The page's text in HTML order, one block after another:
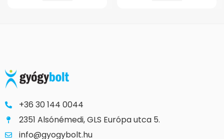
+36 30 144 0044
2351 Alsónémedi, GLS Európa utca 5.
info@gyogybolt.hu